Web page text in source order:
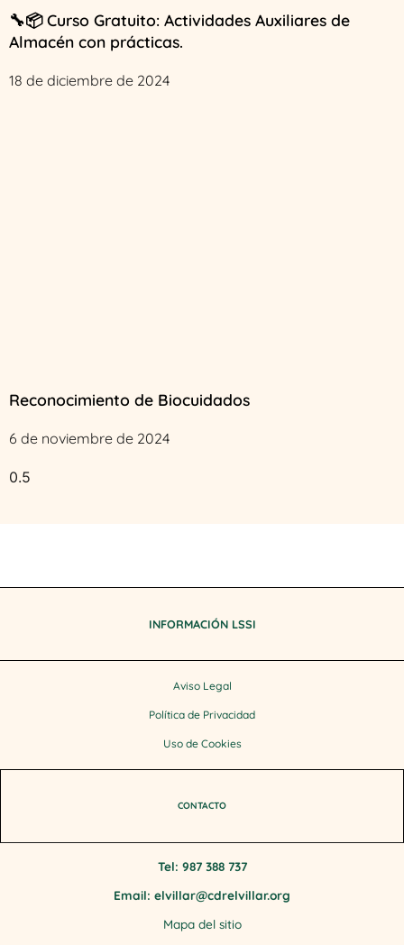
🔧📦 Curso Gratuito: Actividades Auxiliares de
Almacén con prácticas.
18 de diciembre de 2024
Reconocimiento de Biocuidados
6 de noviembre de 2024
INFORMACIÓN LSSI
Aviso Legal
Política de Privacidad
Uso de Cookies
CONTACTO
Tel: 987 388 737
Email: elvillar@cdrelvillar.org
Mapa del sitio